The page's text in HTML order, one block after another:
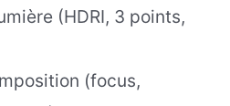
(HDRI, 3 points,
(focus,